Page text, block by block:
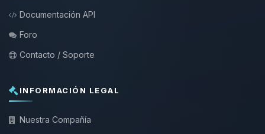
Documentación API
Foro
Contacto / Soporte
INFORMACIÓN LEGAL
Nuestra Compañía